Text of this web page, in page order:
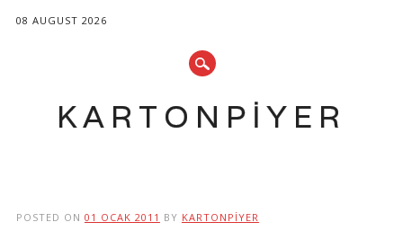
08 AUGUST 2026
KARTONPIYER
POSTED ON 01 OCAK 2011 BY KARTONPIYER